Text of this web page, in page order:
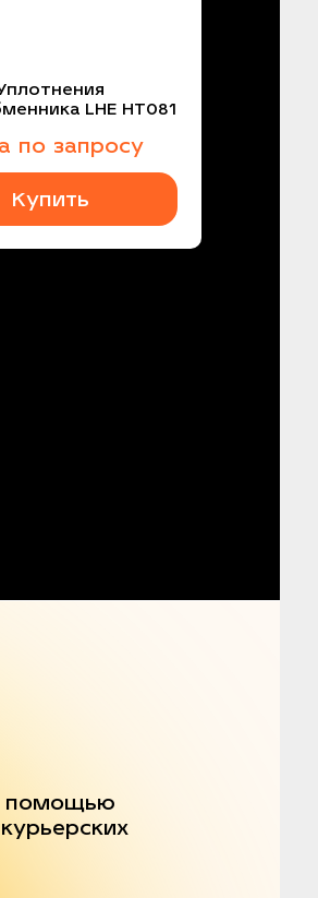
LHE HT081
по запросу
Купить
помощью